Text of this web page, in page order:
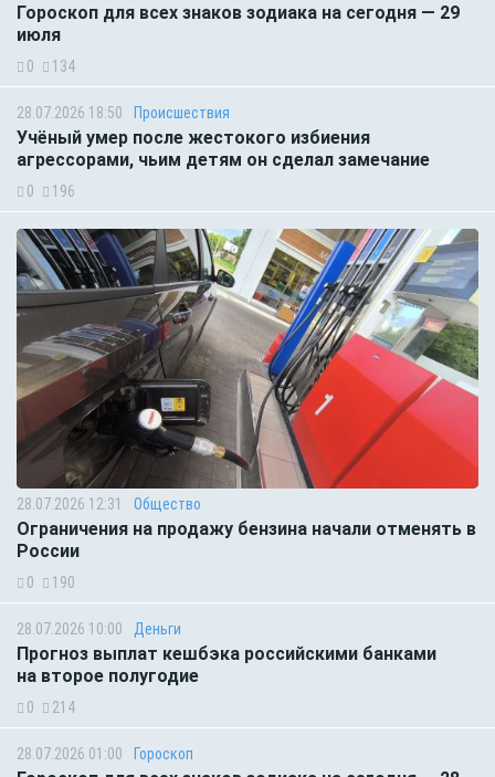
Гороскоп для всех знаков зодиака на сегодня — 29
июля
0 134
28.07.2026 18:50 Происшествия
Учёный умер после жестокого избиения
агрессорами, чьим детям он сделал замечание
0 196
28.07.2026 12:31 Общество
Ограничения на продажу бензина начали отменять в
России
0 190
28.07.2026 10:00 Деньги
Прогноз выплат кешбэка российскими банками
на второе полугодие
0 214
28.07.2026 01:00 Гороскоп